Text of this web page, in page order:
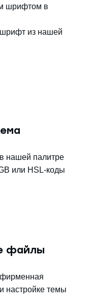
шрифтом в
из нашей
нашей палитре
или HSL-коды
файлы
фирменная
настройке темы